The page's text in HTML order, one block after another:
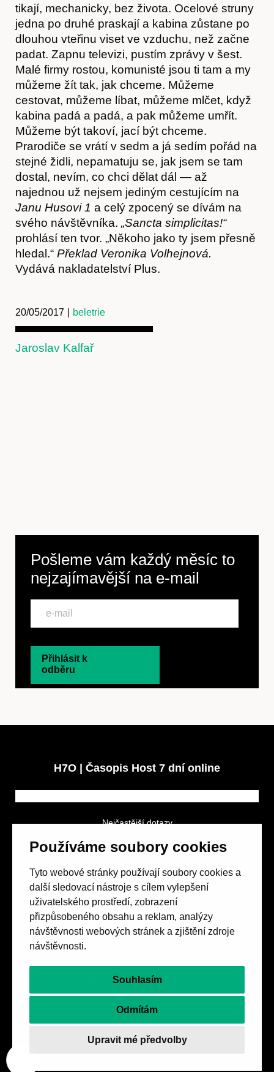
Používáme soubory cookies
Tyto webové stránky používají soubory cookies a
další sledovací nástroje s cílem vylepšení
uživatelského prostředí, zobrazení
přizpůsobeného obsahu a reklam, analýzy
návštěvnosti webových stránek a zjištění zdroje
návštěvnosti.
Souhlasím
Odmítám
Upravit mé předvolby
tikají, mechanicky, bez života. Ocelové struny
jedna po druhé praskají a kabina zůstane po
dlouhou vteřinu viset ve vzduchu, než začne
padat. Zapnu televizi, pustím zprávy v šest.
Malé firmy rostou, komunisté jsou ti tam a my
můžeme žít tak, jak chceme. Můžeme
cestovat, můžeme líbat, můžeme mlčet, když
kabina padá a padá, a pak můžeme umřít.
Můžeme být takoví, jací být chceme.
Prarodiče se vrátí v sedm a já sedím pořád na
stejné židli, nepamatuju se, jak jsem se tam
dostal, nevím, co chci dělat dál — až
najednou už nejsem jediným cestujícím na
Janu Husovi 1 a celý zpocený se dívám na
svého návštěvníka. „Sancta simplicitas!“
prohlásí ten tvor. „Někoho jako ty jsem přesně
hledal.“ Překlad Veronika Volhejnová.
Vydává nakladatelství Plus.
20/05/2017 beletrie
Jaroslav Kalfař
Pošleme vám každý měsíc to
nejzajímavější na e-mail
Přihlásit k
odběru
H7O | Časopis Host 7 dní online
Nejčastější dotazy
Obchodní podmínky
Spolek přátel vydávání
657 42 Brno-střed
objednavky@casopishost.cz
+420 775 995 695
Revue Host vychází s laskavou finanční podporou
Ministerstva kultury ČR a statutárního města Brna.